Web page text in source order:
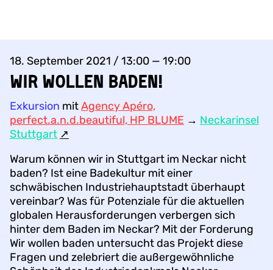
18. September 2021 / 13:00 — 19:00
Wir wollen baden!
Exkursion mitAgency Apéro,
perfect.a.n.d.beautiful, HP BLUME → Neckarinsel
Stuttgart ↗︎
Warum können wir in Stuttgart im Neckar nicht
baden? Ist eine Badekultur mit einer
schwäbischen Industriehauptstadt überhaupt
vereinbar? Was für Potenziale für die aktuellen
globalen Herausforderungen verbergen sich
hinter dem Baden im Neckar? Mit der Forderung
Wir wollen baden untersucht das Projekt diese
Fragen und zelebriert die außergewöhnliche